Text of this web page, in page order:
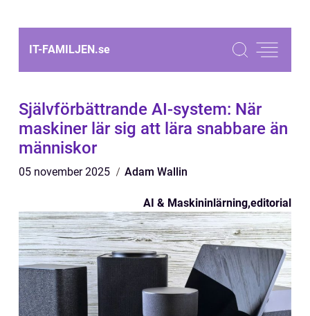
IT-FAMILJEN.se
Självförbättrande AI-system: När
maskiner lär sig att lära snabbare än
människor
05 november 2025 Adam Wallin
AI & Maskininlärning,editorial